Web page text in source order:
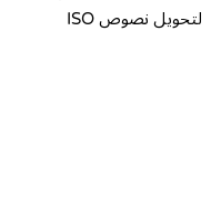
لتحويل نصوص ISO